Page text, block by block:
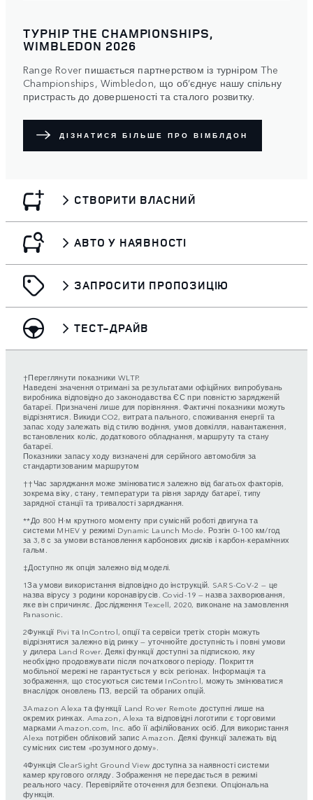
ТУРНІР THE CHAMPIONSHIPS,
WIMBLEDON 2026
Range Rover пишається партнерством із турніром The
Championships, Wimbledon, що об’єднує нашу спільну
пристрасть до довершеності та сталого розвитку.
ДІЗНАТИСЯ БІЛЬШЕ ПРО ВІМБЛДОН
СТВОРИТИ ВЛАСНИЙ
АВТО У НАЯВНОСТІ
ЗАПРОСИТИ ПРОПОЗИЦІЮ
ТЕСТ-ДРАЙВ
†Переглянути показники WLTP.
Наведені значення отримані за результатами офіційних випробувань
виробника відповідно до законодавства ЄС при повністю зарядженій
батареї. Призначені лише для порівняння. Фактичні показники можуть
відрізнятися. Викиди CO2, витрата пального, споживання енергії та
запас ходу залежать від стилю водіння, умов довкілля, навантаження,
встановлених коліс, додаткового обладнання, маршруту та стану
батареї.
Показники запасу ходу визначені для серійного автомобіля за
стандартизованим маршрутом
††Час заряджання може змінюватися залежно від багатьох факторів,
зокрема віку, стану, температури та рівня заряду батареї, типу
зарядної станції та тривалості заряджання.
**До 800 Н·м крутного моменту при сумісній роботі двигуна та
системи MHEV у режимі Dynamic Launch Mode. Розгін 0–100 км/год
за 3,8 с за умови встановлення карбонових дисків і карбон-керамічних
гальм.
‡Доступно як опція залежно від моделі.
1За умови використання відповідно до інструкцій. SARS-CoV-2 — це
назва вірусу з родини коронавірусів. Covid-19 — назва захворювання,
яке він спричиняє. Дослідження Texcell, 2020, виконане на замовлення
Panasonic.
2Функції Pivi та InControl, опції та сервіси третіх сторін можуть
відрізнятися залежно від ринку — уточнюйте доступність і повні умови
у дилера Land Rover. Деякі функції доступні за підпискою, яку
необхідно продовжувати після початкового періоду. Покриття
мобільної мережі не гарантується у всіх регіонах. Інформація та
зображення, що стосуються системи InControl, можуть змінюватися
внаслідок оновлень ПЗ, версій та обраних опцій.
3Amazon Alexa та функції Land Rover Remote доступні лише на
окремих ринках. Amazon, Alexa та відповідні логотипи є торговими
марками Amazon.com, Inc. або її афілійованих осіб. Для використання
Alexa потрібен обліковий запис Amazon. Деякі функції залежать від
сумісних систем «розумного дому».
4Функція ClearSight Ground View доступна за наявності системи
камер кругового огляду. Зображення не передається в режимі
реального часу. Перевіряйте оточення для безпеки. Опціональна
функція.